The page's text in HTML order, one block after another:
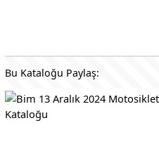
Bu Kataloğu Paylaş: